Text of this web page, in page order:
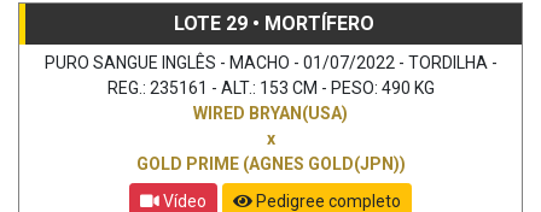
LOTE 29 • MORTÍFERO
PURO SANGUE INGLÊS - MACHO - 01/07/2022 - TORDILHA -
REG.: 235161 - ALT.: 153 CM - PESO: 490 KG
WIRED BRYAN(USA)
x
GOLD PRIME (AGNES GOLD(JPN))
Vídeo
Pedigree completo